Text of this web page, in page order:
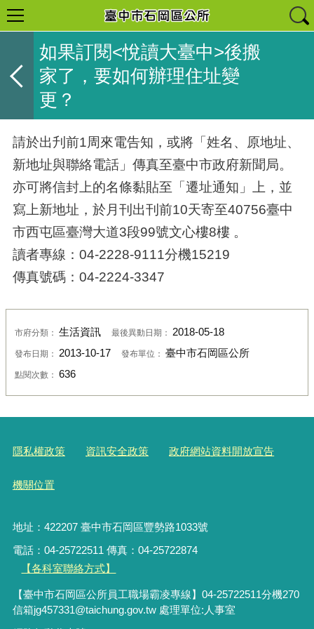
如果訂閱<悅讀大臺中>後搬
家了，要如何辦理住址變
更？
請於出刋前1周來電告知，或將「姓名、原地址、
新地址與聯絡電話」傳真至臺中市政府新聞局。
亦可將信封上的名條黏貼至「遷址通知」上，並
寫上新地址，於月刊出刊前10天寄至40756臺中
市西屯區臺灣大道3段99號文心樓8樓 。
讀者專線：04-2228-9111分機15219
傳真號碼：04-2224-3347
市府分類： 生活資訊 最後異動日期： 2018-05-18
發布日期： 2013-10-17 發布單位： 臺中市石岡區公所
點閱次數： 636
隱私權政策 資訊安全政策 政府網站資料開放宣告
機關位置
地址：422207 臺中市石岡區豐勢路1033號
電話：04-25722511 傳真：04-25722874
【各科室聯絡方式】
【臺中市石岡區公所員工職場霸凌專線】04-25722511分機270
信箱jg457331@taichung.gov.tw 處理單位:人事室